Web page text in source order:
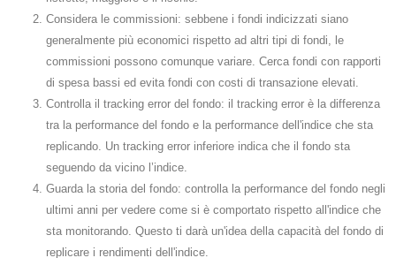
Considera le commissioni: sebbene i fondi indicizzati siano
generalmente più economici rispetto ad altri tipi di fondi, le
commissioni possono comunque variare. Cerca fondi con rapporti
di spesa bassi ed evita fondi con costi di transazione elevati.
Controlla il tracking error del fondo: il tracking error è la differenza
tra la performance del fondo e la performance dell'indice che sta
replicando. Un tracking error inferiore indica che il fondo sta
seguendo da vicino l’indice.
Guarda la storia del fondo: controlla la performance del fondo negli
ultimi anni per vedere come si è comportato rispetto all'indice che
sta monitorando. Questo ti darà un'idea della capacità del fondo di
replicare i rendimenti dell'indice.